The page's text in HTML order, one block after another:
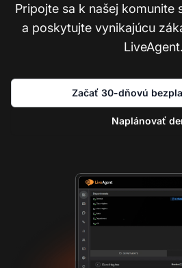
Pripojte sa k našej komunite
a poskytujte vynikajúcu
LiveAgent.
Začať 30-dňovú
Naplánovať